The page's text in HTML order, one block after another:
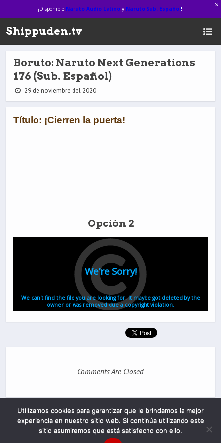
¡Disponible Naruto Audio Latinoy Naruto Sub. Español!
Shippuden.tv
Boruto: Naruto Next Generations
176 (Sub. Español)
29 de noviembre del 2020
Título: ¡Cierren la puerta!
Opción 2
Comments Are Closed
Utilizamos cookies para garantizar que le brindamos la mejor
experiencia en nuestro sitio web. Si continúa utilizando este
sitio asumiremos que está satisfecho con ello.